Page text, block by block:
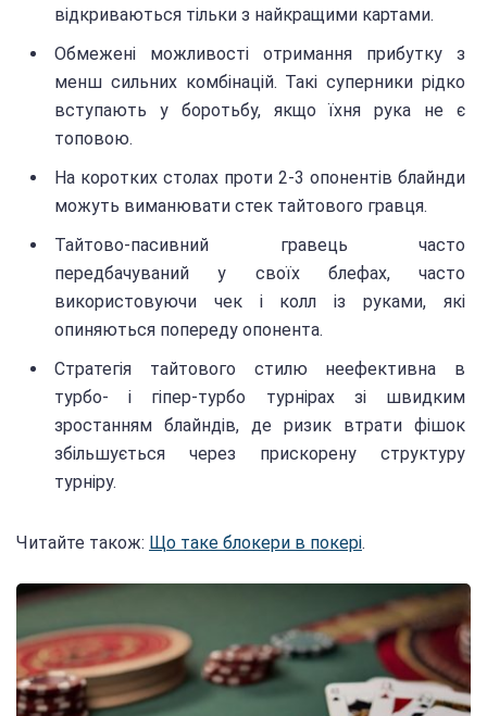
відкриваються тільки з найкращими картами.
Обмежені можливості отримання прибутку з
менш сильних комбінацій. Такі суперники рідко
вступають у боротьбу, якщо їхня рука не є
топовою.
На коротких столах проти 2-3 опонентів блайнди
можуть виманювати стек тайтового гравця.
Тайтово-пасивний гравець часто
передбачуваний у своїх блефах, часто
використовуючи чек і колл із руками, які
опиняються попереду опонента.
Стратегія тайтового стилю неефективна в
турбо- і гіпер-турбо турнірах зі швидким
зростанням блайндів, де ризик втрати фішок
збільшується через прискорену структуру
турніру.
Читайте також: Що таке блокери в покері.